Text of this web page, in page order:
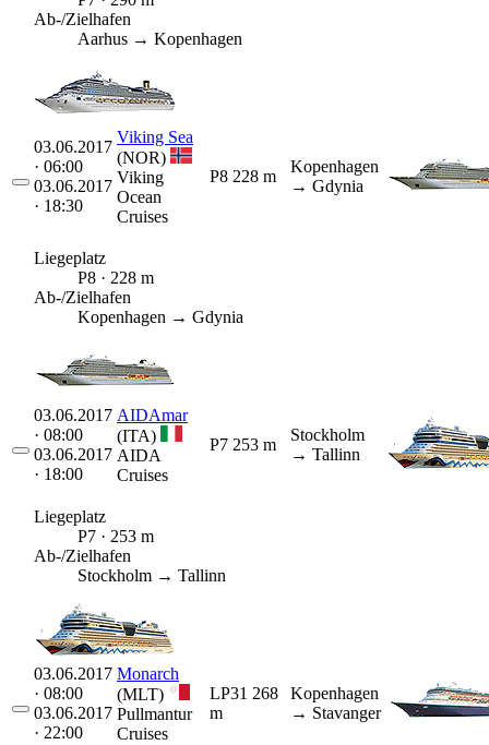
Ab-/Zielhafen
Aarhus → Kopenhagen
03.06.2017
· 06:00
03.06.2017
· 18:30
Viking Sea
(NOR)
Viking
Ocean
Cruises
P8 228 m
Kopenhagen
→ Gdynia
Liegeplatz
P8 · 228 m
Ab-/Zielhafen
Kopenhagen → Gdynia
03.06.2017
· 08:00
03.06.2017
· 18:00
AIDAmar
(ITA)
AIDA
Cruises
P7 253 m
Stockholm
→ Tallinn
Liegeplatz
P7 · 253 m
Ab-/Zielhafen
Stockholm → Tallinn
03.06.2017
· 08:00
03.06.2017
· 22:00
Monarch
(MLT)
Pullmantur
Cruises
LP31 268
m
Kopenhagen
→ Stavanger